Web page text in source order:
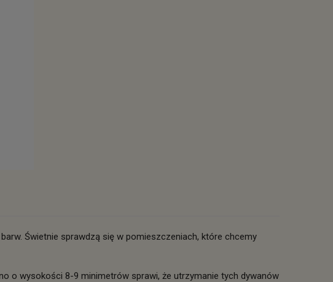
Świetnie sprawdzą się w pomieszczeniach, które chcemy
o wysokości 8-9 minimetrów sprawi, że utrzymanie tych dywanów